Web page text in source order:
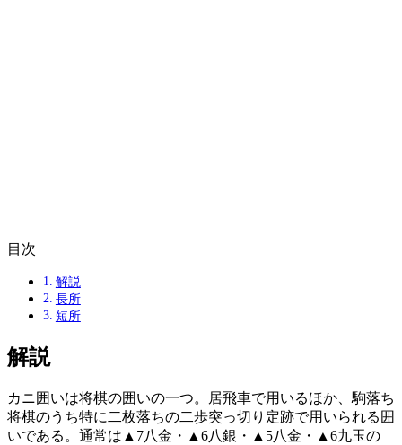
目次
解説
長所
短所
解説
カニ囲いは将棋の囲いの一つ。居飛車で用いるほか、駒落ち
将棋のうち特に二枚落ちの二歩突っ切り定跡で用いられる囲
いである。通常は▲7八金・▲6八銀・▲5八金・▲6九玉の